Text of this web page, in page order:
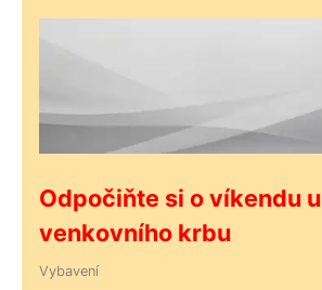
Odpočiňte si o víkendu u
venkovního krbu
Vybavení